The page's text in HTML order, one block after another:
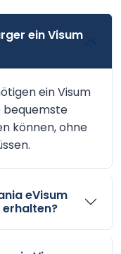
ein Visum
ein Visum
bequemste
können, ohne
eVisum